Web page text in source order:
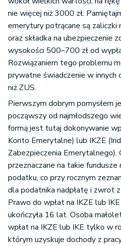
nie więcej niż 3000 zł.
emerytury potrącane są
oraz składka na ubezpieczenie
wysokości 500–700 zł od
Rozwiązaniem tego problemu
prywatne świadczenie w innych
niż ZUS.
Pierwszym dobrym pomysłem
począwszy od najmłodszego
formą jest tutaj dokonywanie
Konto Emerytalne) lub IKZE
Zabezpieczenia Emerytalnego).
przeznaczane na takie
podatku, co przy rocznym
dla podatnika nadpłatę i zwrot
Prawo do wpłat na IKZE lub
ukończyła 16 lat. Osoba
wpłat na IKZE lub IKE tylko w
którym uzyskuje dochody z